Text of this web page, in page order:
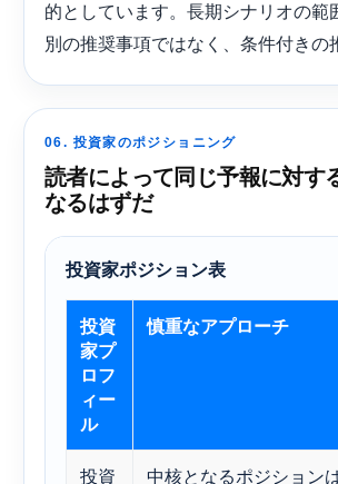
的としています。長期シナリオの範
別の推奨事項ではなく、条件付きの
06. 投資家のポジショニング
読者によって同じ予報に対す
なるはずだ
投資家ポジション表
投資
家プ
ロフ
ィー
ル
慎重なアプローチ
投資
中核となるポジション